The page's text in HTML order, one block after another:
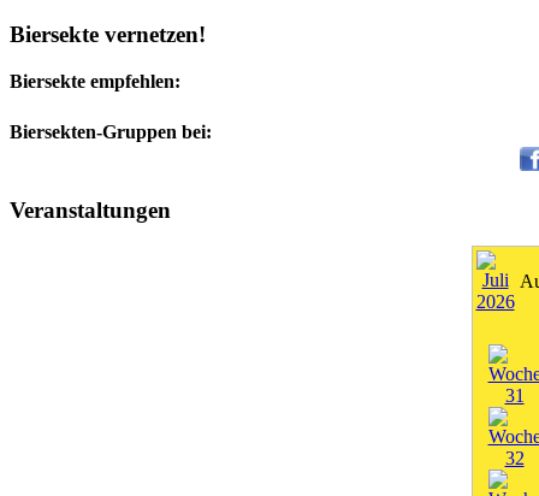
Biersekte vernetzen!
Biersekte empfehlen:
Biersekten-Gruppen bei:
Veranstaltungen